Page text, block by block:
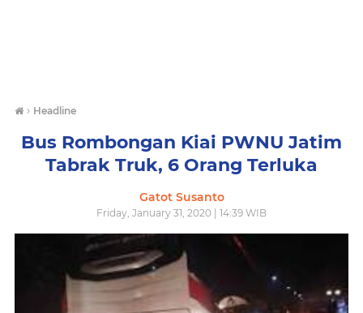
› Headline
Bus Rombongan Kiai PWNU Jatim
Tabrak Truk, 6 Orang Terluka
Gatot Susanto
Friday, January 31, 2020 | 14:39 WIB